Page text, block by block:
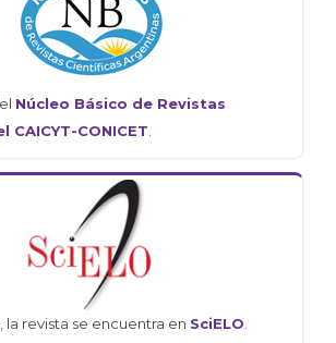
Núcleo Básico de Revistas
CAICYT-CONICET
la revista se encuentra en SciELO